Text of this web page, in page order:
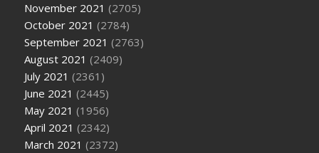
November 2021 (2705)
October 2021 (2784)
September 2021 (2763)
August 2021 (2409)
July 2021 (2361)
June 2021 (2445)
May 2021 (1956)
April 2021 (2342)
March 2021 (2372)